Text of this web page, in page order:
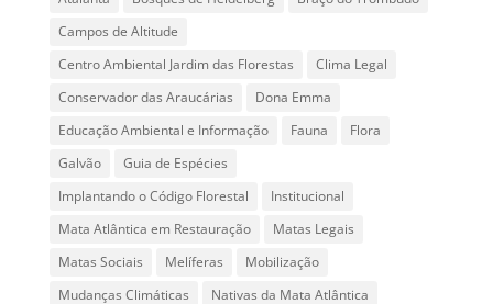
Campos de Altitude
Centro Ambiental Jardim das Florestas
Clima Legal
Conservador das Araucárias
Dona Emma
Educação Ambiental e Informação
Fauna
Flora
Galvão
Guia de Espécies
Implantando o Código Florestal
Institucional
Mata Atlântica em Restauração
Matas Legais
Matas Sociais
Melíferas
Mobilização
Mudanças Climáticas
Nativas da Mata Atlântica